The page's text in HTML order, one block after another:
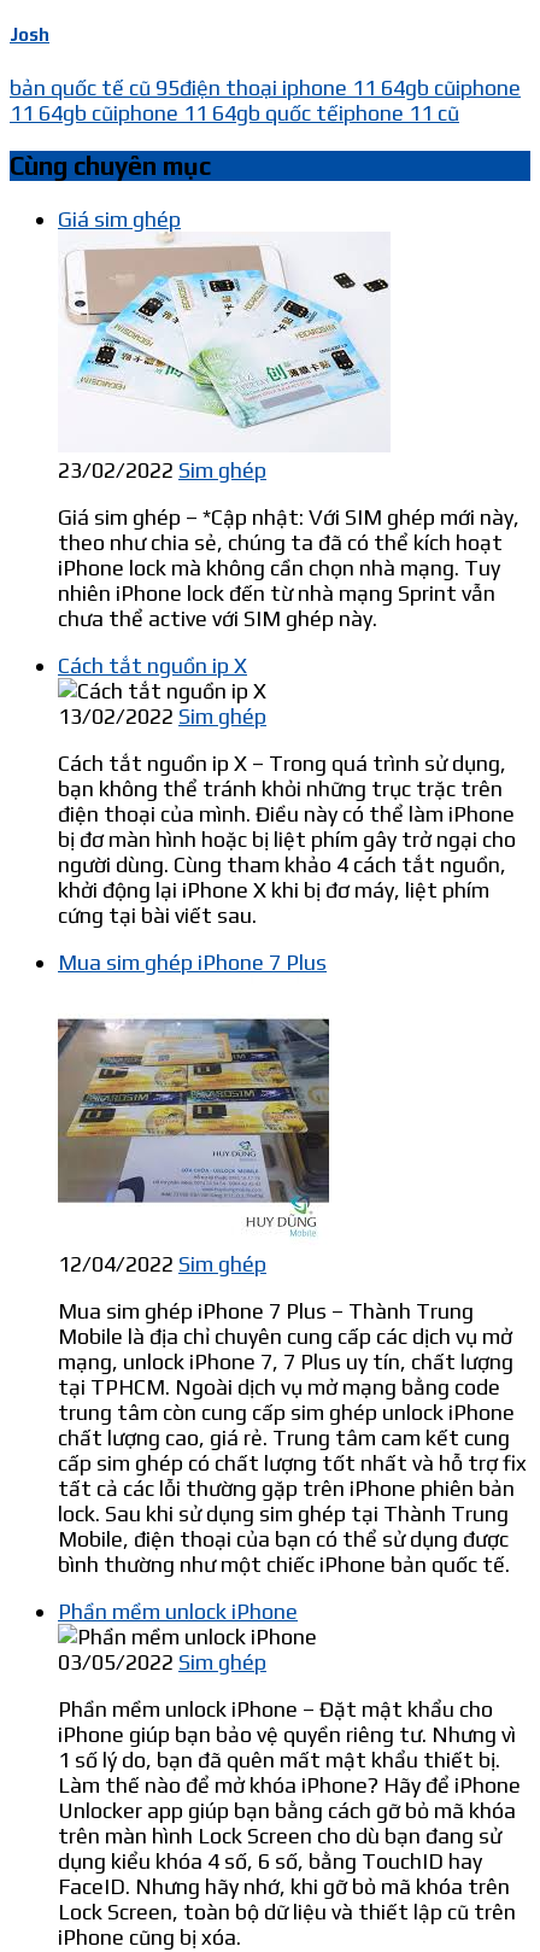
Josh
bản quốc tế cũ 95điện thoại iphone 11 64gb cũiphone
11 64gb cũiphone 11 64gb quốc tếiphone 11 cũ
Cùng chuyên mục
Giá sim ghép
23/02/2022 Sim ghép
Giá sim ghép – *Cập nhật: Với SIM ghép mới này,
theo như chia sẻ, chúng ta đã có thể kích hoạt
iPhone lock mà không cần chọn nhà mạng. Tuy
nhiên iPhone lock đến từ nhà mạng Sprint vẫn
chưa thể active với SIM ghép này.
Cách tắt nguồn ip X
13/02/2022 Sim ghép
Cách tắt nguồn ip X – Trong quá trình sử dụng,
bạn không thể tránh khỏi những trục trặc trên
điện thoại của mình. Điều này có thể làm iPhone
bị đơ màn hình hoặc bị liệt phím gây trở ngại cho
người dùng. Cùng tham khảo 4 cách tắt nguồn,
khởi động lại iPhone X khi bị đơ máy, liệt phím
cứng tại bài viết sau.
Mua sim ghép iPhone 7 Plus
12/04/2022 Sim ghép
Mua sim ghép iPhone 7 Plus – Thành Trung
Mobile là địa chỉ chuyên cung cấp các dịch vụ mở
mạng, unlock iPhone 7, 7 Plus uy tín, chất lượng
tại TPHCM. Ngoài dịch vụ mở mạng bằng code
trung tâm còn cung cấp sim ghép unlock iPhone
chất lượng cao, giá rẻ. Trung tâm cam kết cung
cấp sim ghép có chất lượng tốt nhất và hỗ trợ fix
tất cả các lỗi thường gặp trên iPhone phiên bản
lock. Sau khi sử dụng sim ghép tại Thành Trung
Mobile, điện thoại của bạn có thể sử dụng được
bình thường như một chiếc iPhone bản quốc tế.
Phần mềm unlock iPhone
03/05/2022 Sim ghép
Phần mềm unlock iPhone – Đặt mật khẩu cho
iPhone giúp bạn bảo vệ quyền riêng tư. Nhưng vì
1 số lý do, bạn đã quên mất mật khẩu thiết bị.
Làm thế nào để mở khóa iPhone? Hãy để iPhone
Unlocker app giúp bạn bằng cách gỡ bỏ mã khóa
trên màn hình Lock Screen cho dù bạn đang sử
dụng kiểu khóa 4 số, 6 số, bằng TouchID hay
FaceID. Nhưng hãy nhớ, khi gỡ bỏ mã khóa trên
Lock Screen, toàn bộ dữ liệu và thiết lập cũ trên
iPhone cũng bị xóa.